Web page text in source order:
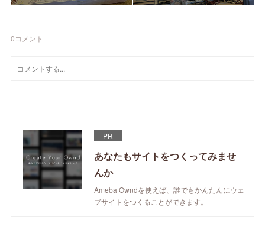
0コメント
PR
あなたもサイトをつくってみませ
んか
Ameba Owndを使えば、誰でもかんたんにウェ
ブサイトをつくることができます。